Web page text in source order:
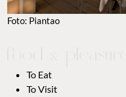
Foto: Piantao
To Eat
To Visit